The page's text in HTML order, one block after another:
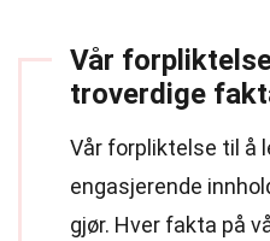
Vår
troverdige
Vår forpliktelse til å
engasjerende
gjør. Hver fakta på